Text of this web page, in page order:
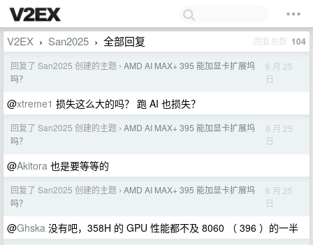
V2EX › San2025 › 全部回复 回复总数 104
回复了 San2025 创建的主题 › AMD AI MAX+ 395 能加显卡扩展坞
吗？
6 月 25
日
@xtreme1 损失这么大的吗？ 跑 AI 也损失？
回复了 San2025 创建的主题 › AMD AI MAX+ 395 能加显卡扩展坞
吗？
6 月 25
日
@Akitora 也是要等等的
回复了 San2025 创建的主题 › AMD AI MAX+ 395 能加显卡扩展坞
吗？
6 月 25
日
@Ghska 没有吧，358H 的 GPU 性能都不及 8060 （ 396 ）的一半